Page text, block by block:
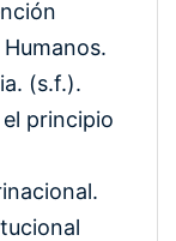
(s.f.).
principio